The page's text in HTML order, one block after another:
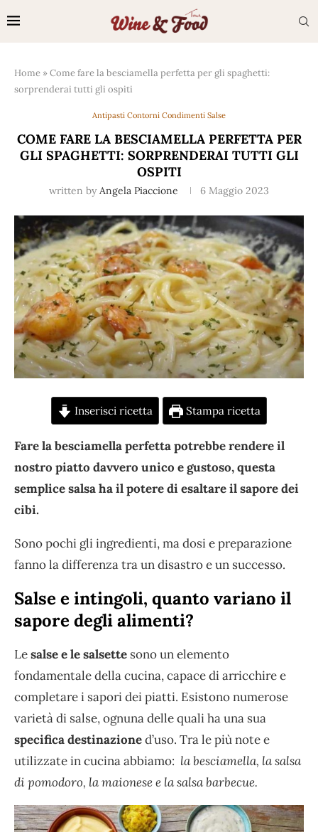
Home »Come fare la besciamella perfetta per gli spaghetti:
sorprenderai tutti gli ospiti
Antipasti Contorni Condimenti Salse
COME FARE LA BESCIAMELLA PERFETTA PER
GLI SPAGHETTI: SORPRENDERAI TUTTI GLI
OSPITI
written by Angela Piaccione 6 Maggio 2023
Inserisci ricetta Stampa ricetta
Fare la besciamella perfetta potrebbe rendere il
nostro piatto davvero unico e gustoso, questa
semplice salsa ha il potere di esaltare il sapore dei
cibi.
Sono pochi gli ingredienti, ma dosi e preparazione
fanno la differenza tra un disastro e un successo.
Salse e intingoli, quanto variano il
sapore degli alimenti?
Lesalse e le salsette sono un elemento
fondamentale della cucina, capace di arricchire e
completare i sapori dei piatti. Esistono numerose
varietà di salse, ognuna delle quali ha una sua
specifica destinazioned’uso. Tra le più note e
utilizzate in cucina abbiamo: la besciamella, la salsa
di pomodoro, la maionese e la salsa barbecue.